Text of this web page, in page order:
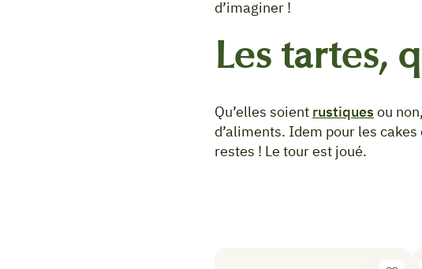
d’imaginer !
Les tartes,
Qu’elles soient rustiques ou
d’aliments. Idem pour les
restes ! Le tour est joué.